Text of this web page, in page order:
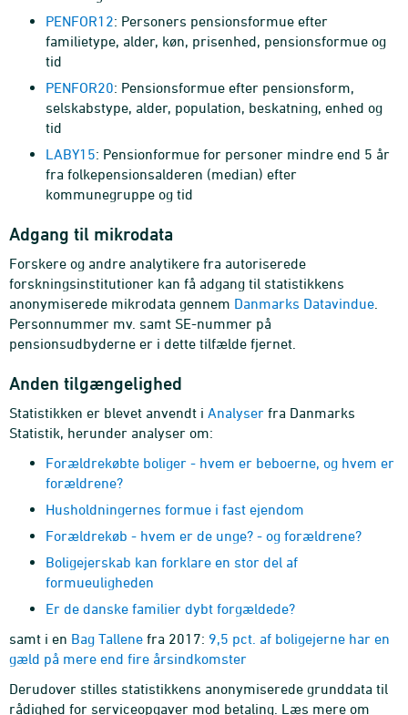
PENFOR12: Personers pensionsformue efter
familietype, alder, køn, prisenhed, pensionsformue og
tid
PENFOR20: Pensionsformue efter pensionsform,
selskabstype, alder, population, beskatning, enhed og
tid
LABY15: Pensionformue for personer mindre end 5 år
fra folkepensionsalderen (median) efter
kommunegruppe og tid
Adgang til mikrodata
Forskere og andre analytikere fra autoriserede
forskningsinstitutioner kan få adgang til statistikkens
anonymiserede mikrodata gennem Danmarks Datavindue
Personnummer mv. samt SE-nummer på
pensionsudbyderne er i dette tilfælde fjernet.
Anden tilgængelighed
Statistikken er blevet anvendt i Analyser fra Danmarks
Statistik, herunder analyser om:
Forældrekøbte boliger - hvem er beboerne, og hvem er
forældrene?
Husholdningernes formue i fast ejendom
Forældrekøb - hvem er de unge? - og forældrene?
Boligejerskab kan forklare en stor del af
formueuligheden
Er de danske familier dybt forgældede?
samt i en Bag Tallene fra 2017: 9,5 pct. af boligejerne har en
gæld på mere end fire årsindkomster
Derudover stilles statistikkens anonymiserede grunddata til
rådighed for serviceopgaver mod betaling. Læs mere om